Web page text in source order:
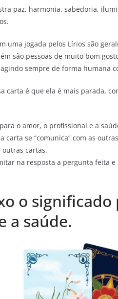
paz, harmonia, sabedoria,
uma jogada pelos Lírios são
são pessoas de muito bom
sempre de forma humana
carta é que ela é mais parada,
o amor, o profissional e a
carta se “comunica” com as
outras cartas.
na resposta a pergunta feita
o significado
a saúde.